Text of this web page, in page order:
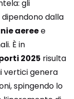
gli
dipendono dalla
aereee
È in
2025 risulta
vertici genera
spingendo lo